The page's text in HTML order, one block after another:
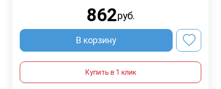
862руб.
В корзину
Купить в 1 клик